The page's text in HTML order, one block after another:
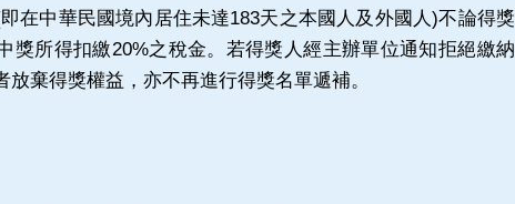
在中華民國境內居住未達183天之本國人及外國人)不論得獎
獎所得扣繳20%之稅金。若得獎人經主辦單位通知拒絕繳納
棄得獎權益，亦不再進行得獎名單遞補。